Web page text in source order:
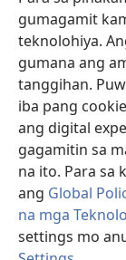
gumagamit
teknolohiya.
gumana ang
tanggihan.
iba pang
ang digital
gagamitin sa
na ito. Para sa
ang Global
na mga
settings mo
na
bagong
window)
Watchtower
(may
bubukas
na
bagong
window)
JW Hub ®
(may
bubukas
bagong
window)
JW Library ®
Watchtower
Copyright